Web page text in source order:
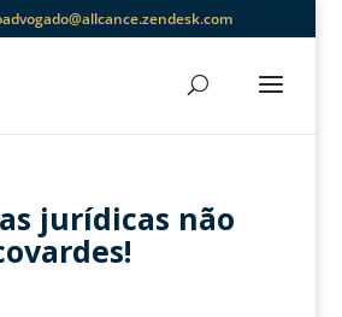
jurídicas não